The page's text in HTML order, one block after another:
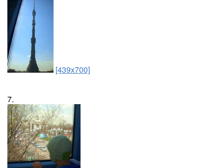
[439x700]
7.